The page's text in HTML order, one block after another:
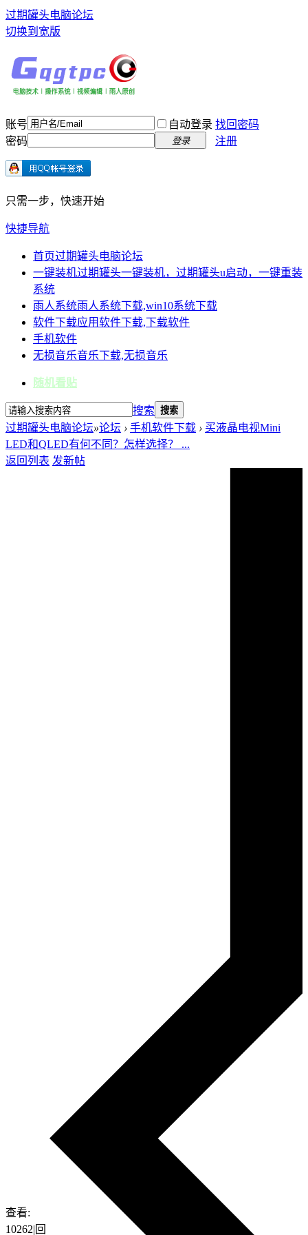
过期罐头电脑论坛
切换到宽版
账号 自动登录 找回密码
密码
登录 注册
只需一步，快速开始
快捷导航
首页过期罐头电脑论坛
一键装机过期罐头一键装机，过期罐头u启动，一键重装
系统
雨人系统雨人系统下载,win10系统下载
软件下载应用软件下载,下载软件
手机软件
无损音乐音乐下载,无损音乐
随机看贴
搜索 搜索
过期罐头电脑论坛»论坛 › 手机软件下载 › 买液晶电视Mini
LED和QLED有何不同？怎样选择？ ...
返回列表 发新帖
查看:
10262|回